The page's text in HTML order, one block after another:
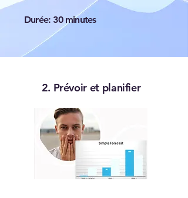
Durée: 30 minutes
2. Prévoir et planifier